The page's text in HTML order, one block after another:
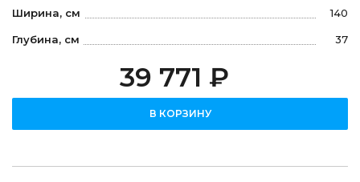
Ширина, см 140
Глубина, см 37
39 771 ₽
В КОРЗИНУ